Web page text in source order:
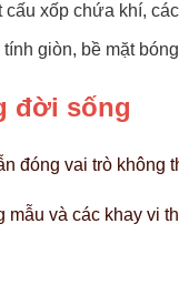
cấu xốp chứa khí,
giòn, bề mặt
đời sống
đóng vai trò
và các khay vi